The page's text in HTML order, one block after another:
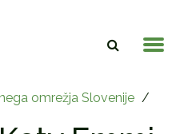
omrežja Slovenije /